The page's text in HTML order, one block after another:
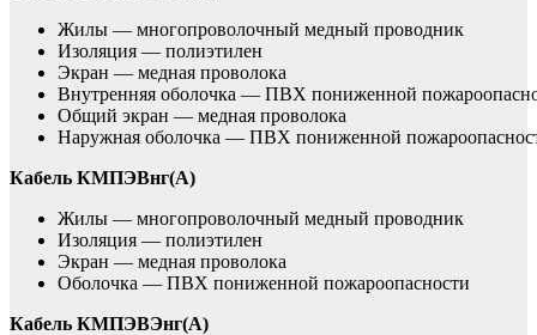
Жилы — многопроволочный медный проводник
Изоляция — полиэтилен
Экран — медная проволока
Внутренняя оболочка — ПВХ пониженной
Общий экран — медная проволока
Наружная оболочка — ПВХ пониженной
Кабель КМПЭВнг(А)
Жилы — многопроволочный медный проводник
Изоляция — полиэтилен
Экран — медная проволока
Оболочка — ПВХ пониженной пожароопасности
Кабель КМПЭВЭнг(А)